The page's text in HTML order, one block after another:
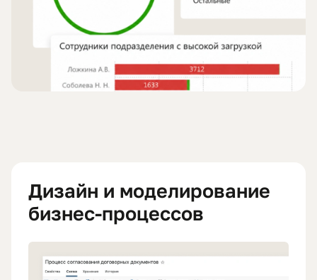
Дизайн и моделирование
бизнес-процессов